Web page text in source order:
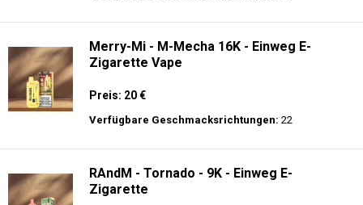
Merry-Mi - M-Mecha 16K - Einweg E-
Zigarette Vape
Preis: 20 €
Verfügbare Geschmacksrichtungen: 22
RAndM - Tornado - 9K - Einweg E-
Zigarette